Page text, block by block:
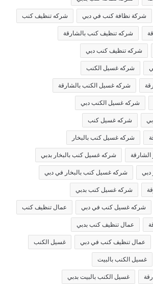
شركة نظافة كنب في دبي شركه تنظيف كنب
شركه تنظيف كنب بالشارقة
شركه تنظيف كنب دبي
شركه غسيل الكنب
شركه غسيل الكنب بالشارقة
شركه غسيل الكنب دبي
شركه غسيل كنب
شركه غسيل كنب بالبخار
شركه غسيل كنب بالبخار بدبي
دبي شركه غسيل كنب بالبخار في دبي
شركه غسيل كنب بدبي
شركه غسيل كنب في دبي عمال تنظيف كنب
عمال تنظيف كنب بدبي
عمال تنظيف كنب في دبي غسيل الكنب
غسيل الكنب بالبيت
غسيل الكنب بالبيت بدبي